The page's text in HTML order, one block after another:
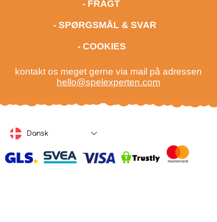
- FRAGT
- SPØRGSMÅL & SVAR
- COOKIES
kontakt os meget gerne via mail på adressen
hello@spelexperten.com
Dansk